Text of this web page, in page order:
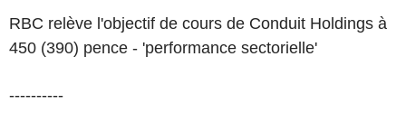
RBC relève l'objectif de cours de Conduit Holdings à
450 (390) pence - 'performance sectorielle'
----------